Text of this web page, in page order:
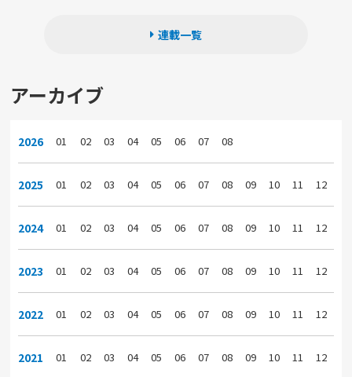
連載一覧
アーカイブ
2026 01 02 03 04 05 06 07 08
2025 01 02 03 04 05 06 07 08 09 10 11 12
2024 01 02 03 04 05 06 07 08 09 10 11 12
2023 01 02 03 04 05 06 07 08 09 10 11 12
2022 01 02 03 04 05 06 07 08 09 10 11 12
2021 01 02 03 04 05 06 07 08 09 10 11 12